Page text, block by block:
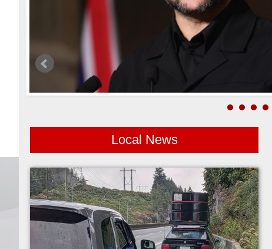
Local News